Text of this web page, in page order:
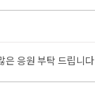
은 응원 부탁 드립니다